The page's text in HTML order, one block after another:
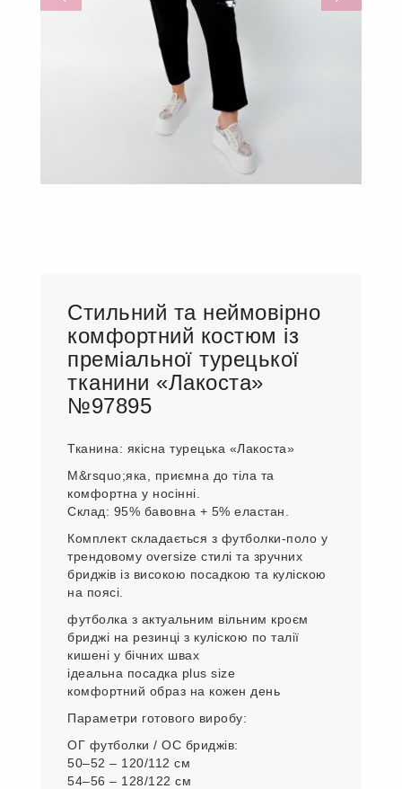
Стильний та неймовірно
комфортний костюм із
преміальної турецької
тканини «Лакоста»
№97895
Тканина: якісна турецька «Лакоста»
М&rsquo;яка, приємна до тіла та
комфортна у носінні.
Склад: 95% бавовна + 5% еластан.
Комплект складається з футболки-поло у
трендовому oversize стилі та зручних
бриджів із високою посадкою та куліскою
на поясі.
футболка з актуальним вільним кроєм
бриджі на резинці з куліскою по талії
кишені у бічних швах
ідеальна посадка plus size
комфортний образ на кожен день
Параметри готового виробу:
ОГ футболки / ОС бриджів:
50–52 – 120/112 см
54–56 – 128/122 см